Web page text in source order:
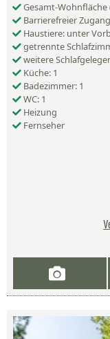
Gesamt-Wohnfläche
Barrierefreier
Haustiere: unter
getrennte
weitere
Küche: 1
Badezimmer: 1
WC: 1
Heizung
Fernseher